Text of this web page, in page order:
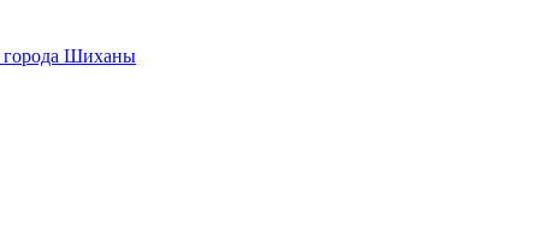
города Шиханы